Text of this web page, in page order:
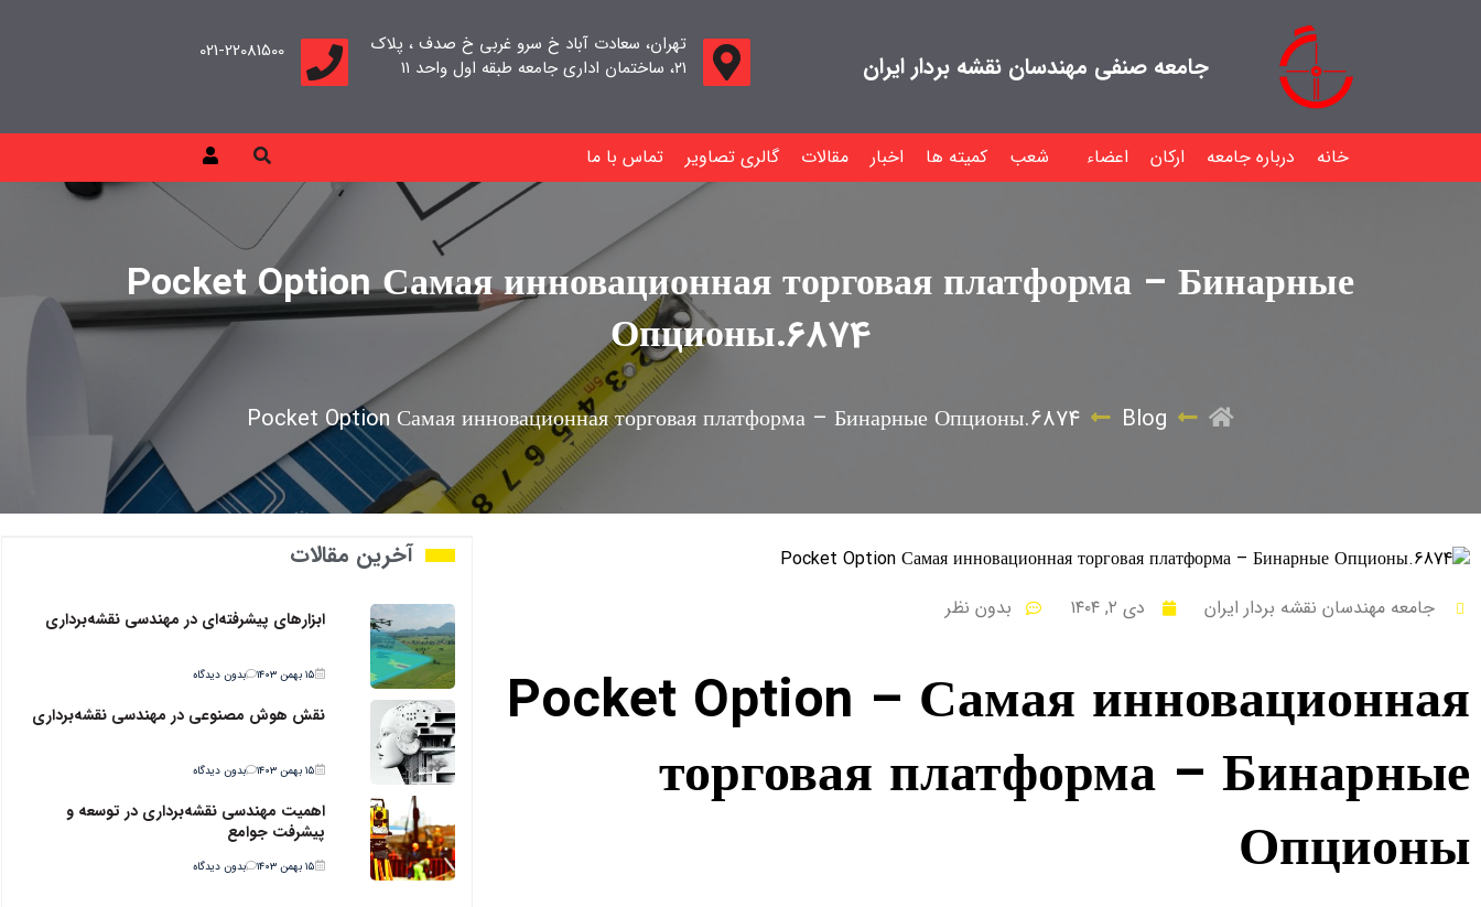
جامعه صنفی مهندسان نقشه بردار ایران
تهران، سعادت آباد خ سرو غربی خ صدف ، پلاک
۲۱، ساختمان اداری جامعه طبقه اول واحد ۱۱
021-22081500
خانه درباره جامعه ارکان اعضاء شعب کمیته ها اخبار مقالات گالری تصاویر تماس با ما
Pocket Option Самая инновационная торговая платформа – Бинарные
Опционы.6874
Blog
Pocket Option Самая инновационная торговая платформа – Бинарные Опционы.6874
جامعه مهندسان نقشه بردار ایران دی ۲, ۱۴۰۴ بدون نظر
Pocket Option – Самая инновационная
торговая платформа – Бинарные
Опционы
آخرین مقالات
ابزارهای پیشرفته‌ای در مهندسی نقشه‌برداری
۱۵ بهمن ۱۴۰۳ بدون دیدگاه
نقش هوش مصنوعی در مهندسی نقشه‌برداری
۱۵ بهمن ۱۴۰۳ بدون دیدگاه
اهمیت مهندسی نقشه‌برداری در توسعه و
پیشرفت جوامع
۱۵ بهمن ۱۴۰۳ بدون دیدگاه